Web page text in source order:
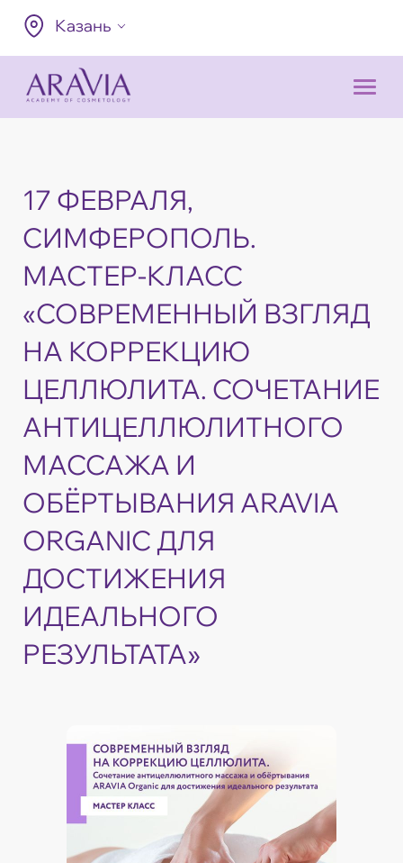
Казань
17 ФЕВРАЛЯ,
СИМФЕРОПОЛЬ.
МАСТЕР-КЛАСС
«СОВРЕМЕННЫЙ ВЗГЛЯД
НА КОРРЕКЦИЮ
ЦЕЛЛЮЛИТА. СОЧЕТАНИЕ
АНТИЦЕЛЛЮЛИТНОГО
МАССАЖА И
ОБЁРТЫВАНИЯ ARAVIA
ORGANIC ДЛЯ
ДОСТИЖЕНИЯ
ИДЕАЛЬНОГО
РЕЗУЛЬТАТА»